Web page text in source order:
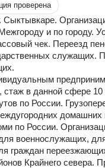
проверена
Сыктывкаре.
и по городу.
чек. Переезд
служащих.
стаж в данной сфере 10
по России.
домашних
по России.
военнослужащих,
граждан
Крайнего севера.